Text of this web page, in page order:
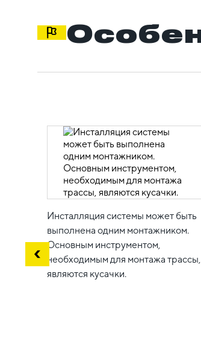
Инсталляция системы может быть
выполнена одним монтажником.
Основным инструментом,
необходимым для монтажа трассы,
являются кусачки.